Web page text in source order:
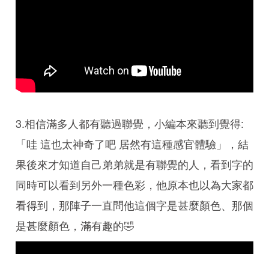
3.相信滿多人都有聽過聯覺，小編本來聽到覺得:
「哇 這也太神奇了吧 居然有這種感官體驗」，結
果後來才知道自己弟弟就是有聯覺的人，看到字的
同時可以看到另外一種色彩，他原本也以為大家都
看得到，那陣子一直問他這個字是甚麼顏色、那個
是甚麼顏色，滿有趣的🤣